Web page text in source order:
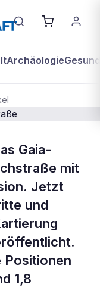
Archäologie
Gaia-
mit
Jetzt
und
Positionen
1,8